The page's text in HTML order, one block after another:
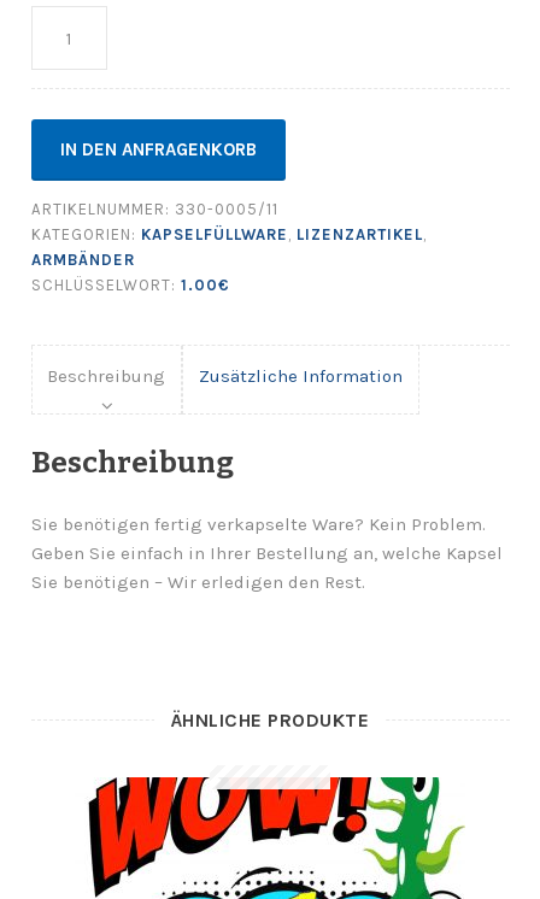
IN DEN ANFRAGENKORB
ARTIKELNUMMER: 330-0005/11
KATEGORIEN: KAPSELFÜLLWARE LIZENZARTIKEL
ARMBÄNDER
SCHLÜSSELWORT: 1.00€
Beschreibung Zusätzliche Information
Beschreibung
Sie benötigen fertig verkapselte Ware? Kein Problem.
Geben Sie einfach in Ihrer Bestellung an, welche Kapsel
Sie benötigen – Wir erledigen den Rest.
ÄHNLICHE PRODUKTE